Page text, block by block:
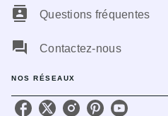
contacts Questions fréquentes
question_answer Contactez-nous
NOS RÉSEAUX